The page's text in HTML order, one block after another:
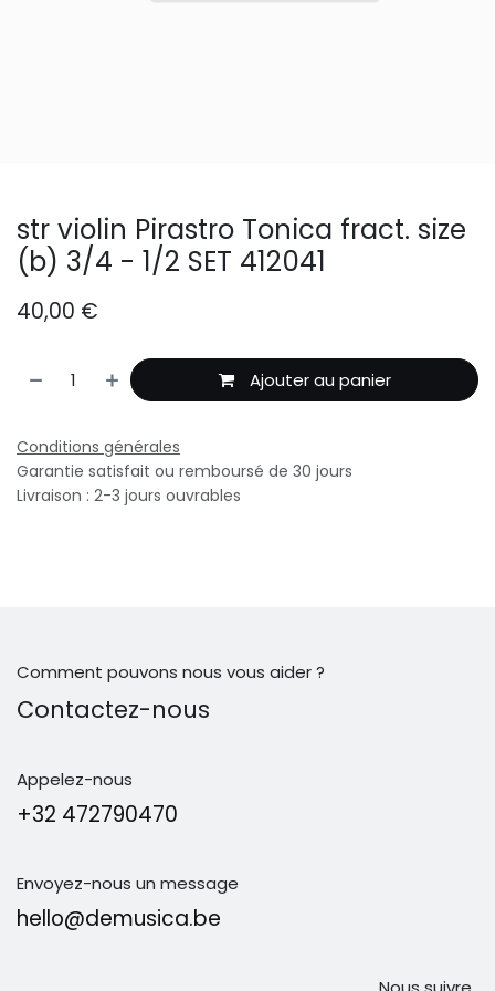
str violin Pirastro Tonica fract. size
(b) 3/4 - 1/2 SET 412041
40,00 €
Ajouter au panier
Conditions générales
Garantie satisfait ou remboursé de 30 jours
Livraison : 2-3 jours ouvrables
Comment pouvons nous vous aider ?
Contactez-nous
Appelez-nous
+32 472790470
Envoyez-nous un message
hello@demusica.be